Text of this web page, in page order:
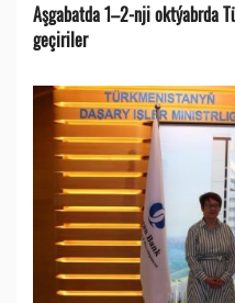
Aşgabatda 1–2-nji oktýabrda
geçiriler